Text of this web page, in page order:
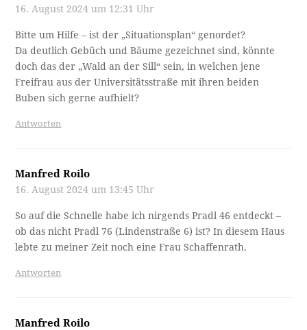
16. August 2024 um 12:31 Uhr
Bitte um Hilfe – ist der „Situationsplan“ genordet?
Da deutlich Gebüch und Bäume gezeichnet sind, könnte
doch das der „Wald an der Sill“ sein, in welchen jene
Freifrau aus der Universitätsstraße mit ihren beiden
Buben sich gerne aufhielt?
Antworten
Manfred Roilo
16. August 2024 um 13:45 Uhr
So auf die Schnelle habe ich nirgends Pradl 46 entdeckt –
ob das nicht Pradl 76 (Lindenstraße 6) ist? In diesem Haus
lebte zu meiner Zeit noch eine Frau Schaffenrath.
Antworten
Manfred Roilo